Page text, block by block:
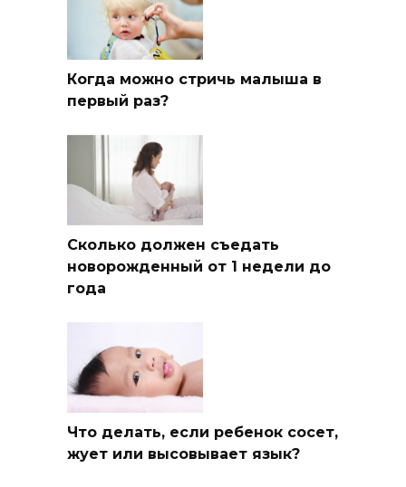
Когда можно стричь малыша в
первый раз?
Сколько должен съедать
новорожденный от 1 недели до
года
Что делать, если ребенок сосет,
жует или высовывает язык?